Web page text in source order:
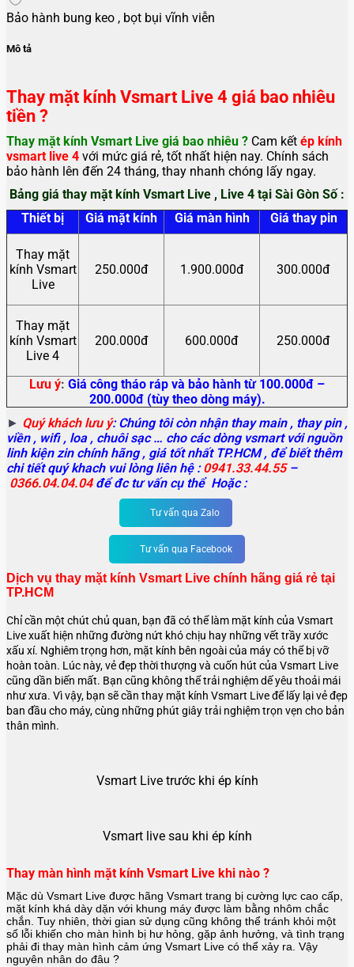
Bảo hành bung keo , bọt bụi vĩnh viễn
Mô tả
Thay mặt kính Vsmart Live 4 giá bao nhiêu
tiền ?
Thay mặt kính Vsmart Live giá bao nhiêu ? Cam kết ép kính
vsmart live 4 với mức giá rẻ, tốt nhất hiện nay. Chính sách
bảo hành lên đến 24 tháng, thay nhanh chóng lấy ngay.
Bảng giá thay mặt kính Vsmart Live , Live 4 tại Sài Gòn Số :
Thiết bị
Giá mặt kính Giá màn hình Giá thay pin
Thay mặt
kính Vsmart
Live
250.000đ 1.900.000đ 300.000đ
Thay mặt
kính Vsmart
Live 4
200.000đ 600.000đ 250.000đ
Lưu ý: Giá công tháo ráp và bảo hành từ 100.000đ –
200.000đ (tùy theo dòng máy).
► Quý khách lưu ý: Chúng tôi còn nhận thay main, thay pin ,
viền , wifi , loa , chuôi sạc … cho các dòng vsmart với nguồn
linh kiện zin chính hãng , giá tốt nhất TP.HCM , để biết thêm
chi tiết quý khach vui lòng liên hệ :0941.33.44.55–
0366.04.04.04để đc tư vấn cụ thể Hoặc :
Tư vấn qua Zalo
Tư vấn qua Facebook
Dịch vụ thay mặt kính Vsmart Live chính hãng giá rẻ tại
TP.HCM
Chỉ cần một chút chủ quan, bạn đã có thể làm mặt kính của Vsmart
Live xuất hiện những đường nứt khó chịu hay những vết trầy xước
xấu xí. Nghiêm trọng hơn, mặt kính bên ngoài của máy có thể bị vỡ
hoàn toàn. Lúc này, vẻ đẹp thời thượng và cuốn hút của Vsmart Live
cũng dần biến mất. Bạn cũng không thể trải nghiệm dế yêu thoải mái
như xưa. Vì vậy, bạn sẽ cần thay mặt kính Vsmart Liveđể lấy lại vẻ đẹp
ban đầu cho máy, cùng những phút giây trải nghiệm trọn vẹn cho bản
thân mình.
Vsmart Live trước khi ép kính
Vsmart live sau khi ép kính
Thay màn hình mặt kính Vsmart Live khi nào ?
Mặc dù Vsmart Live được hãng Vsmart trang bị cường lực cao cấp,
mặt kính khá dày dặn với khung máy được làm bằng nhôm chắc
chắn. Tuy nhiên, thời gian sử dụng cũng không thể tránh khỏi một
số lỗi khiến cho màn hình bị hư hỏng, gặp ảnh hưởng, và tình trạng
phải đi thay màn hình cảm ứng Vsmart Live có thể xảy ra. Vậy
nguyên nhân do đâu ?